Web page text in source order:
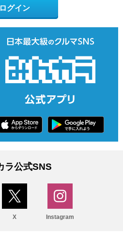
ログイン
ラ公式SNS
X Instagram